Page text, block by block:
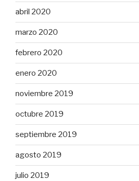
abril 2020
marzo 2020
febrero 2020
enero 2020
noviembre 2019
octubre 2019
septiembre 2019
agosto 2019
julio 2019